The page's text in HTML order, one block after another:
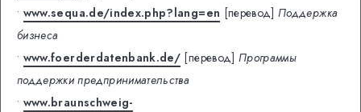
• www.sequa.de/index.php?lang=en [перевод] Поддержка
бизнеса
• www.foerderdatenbank.de/ [перевод] Программы
поддержки предпринимательства
• www.braunschweig-